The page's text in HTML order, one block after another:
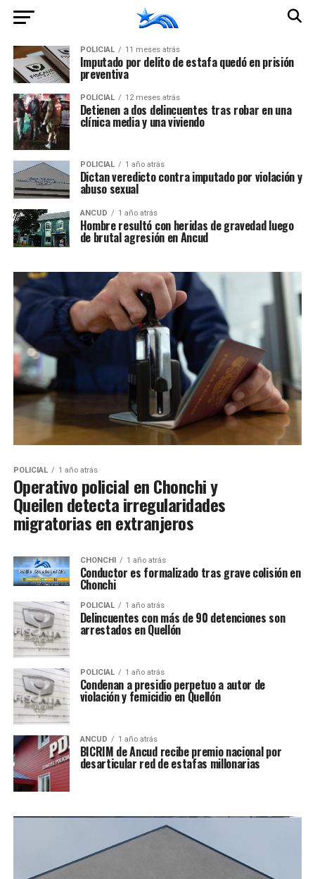
POLICIAL 11 meses atrás
Imputado por delito de estafa quedó en prisión
preventiva
POLICIAL 12 meses atrás
Detienen a dos delincuentes tras robar en una
clínica media y una viviendo
POLICIAL 1 año atrás
Dictan veredicto contra imputado por violación y
abuso sexual
ANCUD 1 año atrás
Hombre resultó con heridas de gravedad luego
de brutal agresión en Ancud
POLICIAL 1 año atrás
Operativo policial en Chonchi y
Queilen detecta irregularidades
migratorias en extranjeros
CHONCHI 1 año atrás
Conductor es formalizado tras grave colisión en
Chonchi
POLICIAL 1 año atrás
Delincuentes con más de 90 detenciones son
arrestados en Quellón
POLICIAL 1 año atrás
Condenan a presidio perpetuo a autor de
violación y femicidio en Quellón
ANCUD 1 año atrás
BICRIM de Ancud recibe premio nacional por
desarticular red de estafas millonarias